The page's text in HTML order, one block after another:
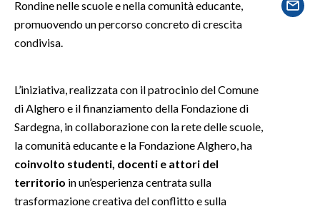
NOTIZIE
EVENTI
3 MINUTI CON
INSULARITÀ
INFO AZIENDE
ABBONATI
Rondine nelle scuole e nella comunità educante,
promuovendo un percorso concreto di crescita
condivisa.
L’iniziativa, realizzata con il patrocinio del Comune
di Alghero e il finanziamento della Fondazione di
Sardegna, in collaborazione con la rete delle scuole,
la comunità educante e la Fondazione Alghero, ha
coinvolto studenti, docenti e attori del
territorio in un’esperienza centrata sulla
trasformazione creativa del conflitto e sulla